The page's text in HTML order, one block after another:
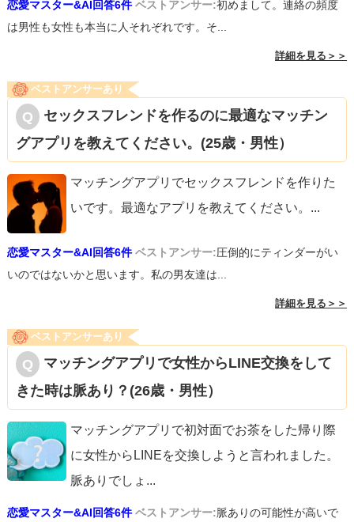
恋愛マスター&AI回答6件 ベストアンサー:初めまして。連絡の頻度
は男性も女性も本当に人それぞれです。そ...
詳細を見る＞＞
ベストアンサーあり
セックスフレンドを作るのに最適なマッチン
グアプリを教えてください。(25歳・男性）
マッチングアプリでセックスフレンドを作りた
いです。最適なアプリを教えてください。 ...
恋愛マスター&AI回答6件 ベストアンサー:圧倒的にティンダーがい
いのではないかと思います。私の男友達は...
詳細を見る＞＞
ベストアンサーあり
マッチングアプリで女性からLINE交換をして
きた時は脈あり？(26歳・男性）
マッチングアプリで初対面でお茶をした帰り際
に女性からLINEを交換しようと言われました。
脈ありでしょ ...
恋愛マスター&AI回答6件 ベストアンサー:脈ありの可能性が高いで